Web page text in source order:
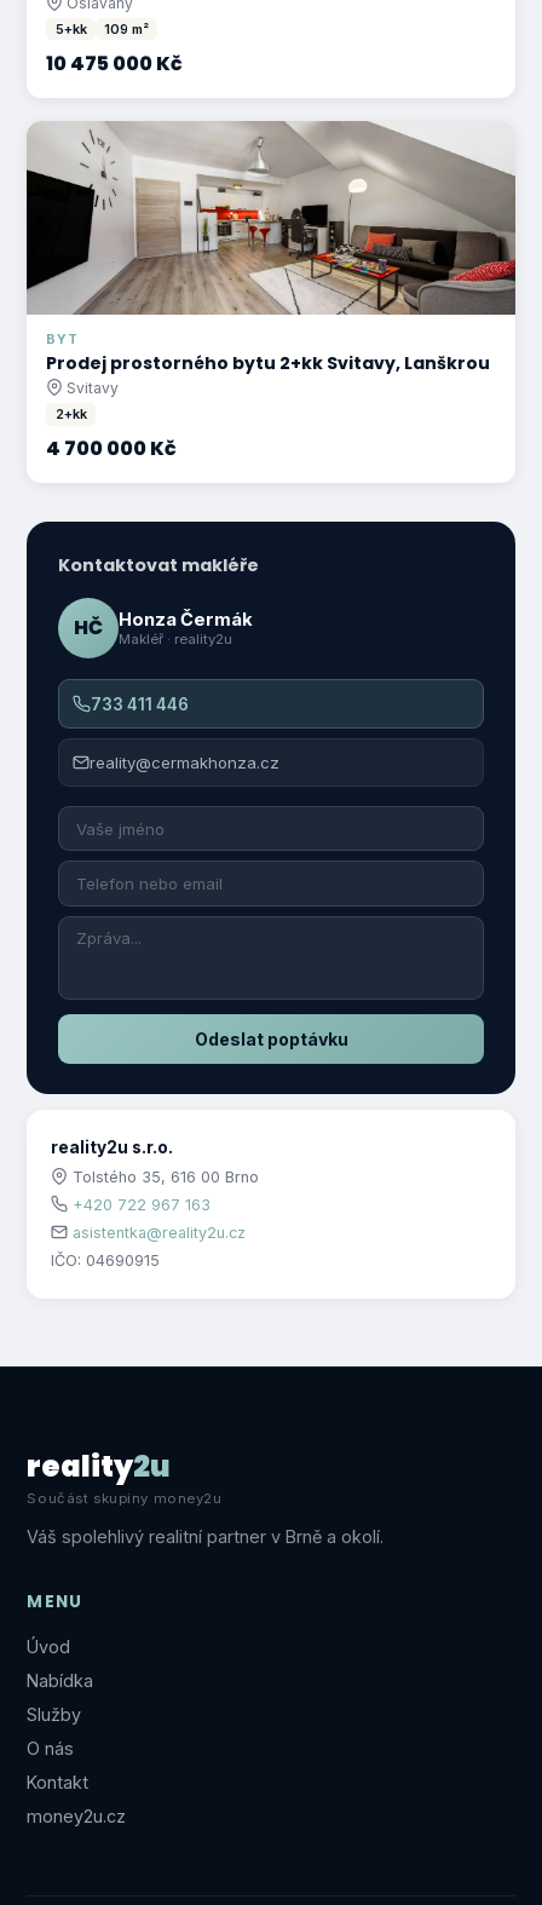
5+kk 109 m²
10 475 000 Kč
BYT
Prodej prostorného bytu 2+kk Svitavy, Lanškrou
Svitavy
2+kk
4 700 000 Kč
Kontaktovat makléře
HČ Honza Čermák
Makléř · reality2u
733 411 446
reality@cermakhonza.cz
Odeslat poptávku
reality2u s.r.o.
Tolstého 35, 616 00 Brno
+420 722 967 163
asistentka@reality2u.cz
IČO: 04690915
reality2u
Součást skupiny money2u
Váš spolehlivý realitní partner v Brně a okolí.
MENU
Úvod
Nabídka
Služby
O nás
Kontakt
money2u.cz